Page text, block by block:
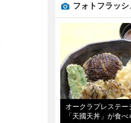
フォトフラッシ
オークラプレステ
「天國天丼」が食べ